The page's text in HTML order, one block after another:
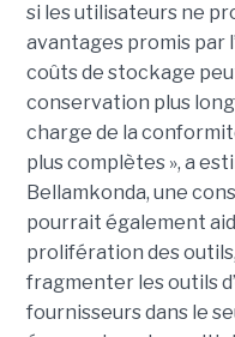
si les utilisateurs ne
avantages promis par
coûts de stockage
conservation plus
charge de la
plus complètes », a
Bellamkonda, une
pourrait également
prolifération des
fragmenter les outils
fournisseurs dans le